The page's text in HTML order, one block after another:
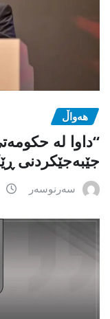
هەواڵ
“داوا لە
جێبەجێكردنی
سەرنوسەر